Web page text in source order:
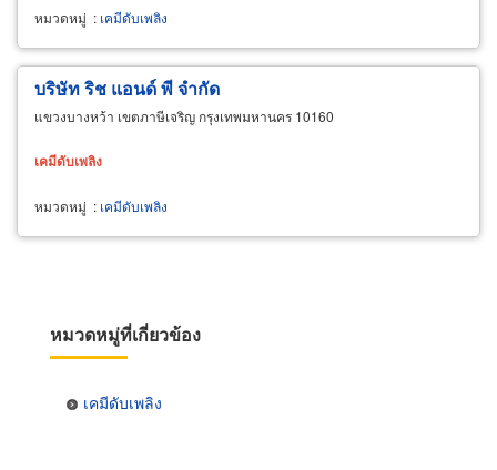
หมวดหมู่ : เคมีดับเพลิง
บริษัท ริช แอนด์ พี จำกัด
แขวงบางหว้า เขตภาษีเจริญ กรุงเทพมหานคร 10160
เคมีดับเพลิง
หมวดหมู่ : เคมีดับเพลิง
หมวดหมู่ที่เกี่ยวข้อง
เคมีดับเพลิง